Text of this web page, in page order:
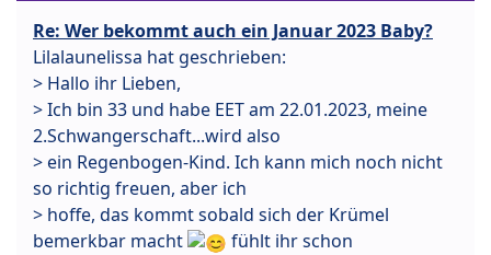
Re: Wer bekommt auch ein Januar 2023 Baby?
Lilalaunelissa hat geschrieben:
> Hallo ihr Lieben,
> Ich bin 33 und habe EET am 22.01.2023, meine
2.Schwangerschaft...wird also
> ein Regenbogen-Kind. Ich kann mich noch nicht
so richtig freuen, aber ich
> hoffe, das kommt sobald sich der Krümel
bemerkbar macht
fühlt ihr schon